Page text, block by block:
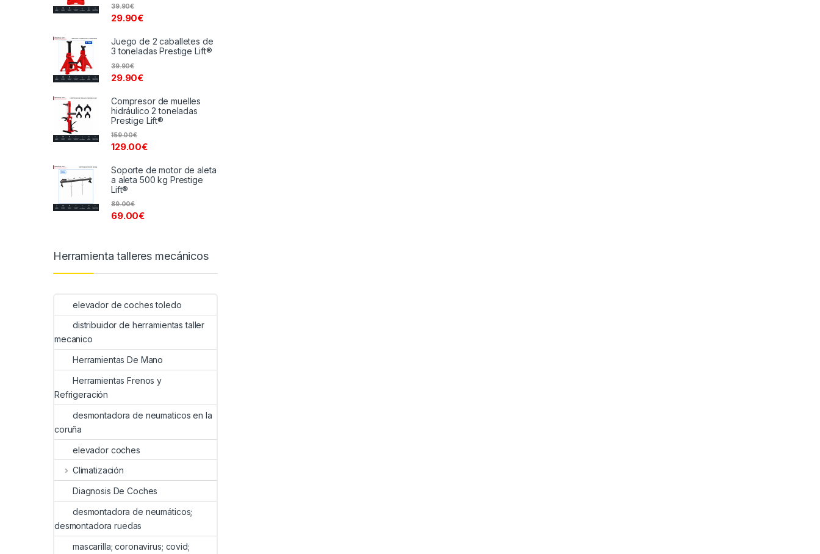
29.90€
39.90€
Juego de 2 caballetes de
3 toneladas Prestige Lift®
29.90€
39.90€
Compresor de muelles
hidráulico 2 toneladas
Prestige Lift®
129.00€
159.00€
Soporte de motor de aleta
a aleta 500 kg Prestige
Lift®
69.00€
89.00€
Herramienta talleres mecánicos
elevador de coches toledo
distribuidor de herramientas taller
mecanico
Herramientas De Mano
Herramientas Frenos y
Refrigeración
desmontadora de neumaticos en la
coruña
elevador coches
Climatización
Diagnosis De Coches
desmontadora de neumáticos;
desmontadora ruedas
mascarilla; coronavirus; covid;